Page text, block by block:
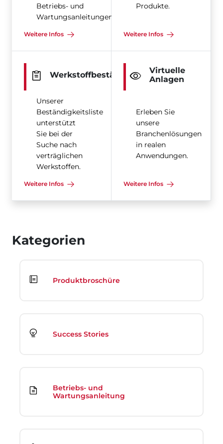
Betriebs- und
Wartungsanleitungen
Weitere Infos
Produkte.
Weitere Infos
Werkstoffbeständigkeit
Unserer
Beständigkeitsliste
unterstützt
Sie bei der
Suche nach
verträglichen
Werkstoffen.
Weitere Infos
Virtuelle
Anlagen
Erleben Sie
unsere
Branchenlösungen
in realen
Anwendungen.
Weitere Infos
Kategorien
Produktbroschüre
Success Stories
Betriebs- und
Wartungsanleitung